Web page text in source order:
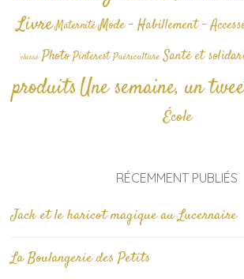
Livre Maternité Mode - Habillement -
classé Photo Pinterest Puériculture Santé et
produitsUne semaine, un
École
RÉCEMMENT PUBLIÉS
Jack et le haricot magique au Lucernaire
La Boulangerie des Petits